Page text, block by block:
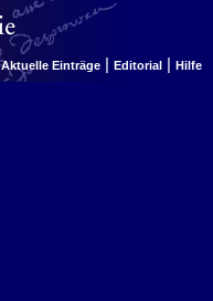
Aktuelle Einträge | Editorial | Hilfe